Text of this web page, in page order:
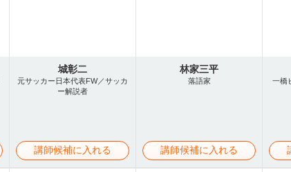
城彰二
元サッカー日本代表FW／サッカ
ー解説者
講師候補に入れる
林家三平
落語家
講師候補に入れる
一橋